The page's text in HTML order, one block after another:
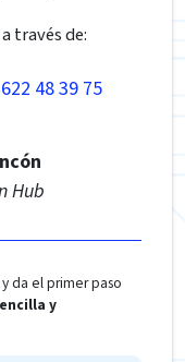
través de:
48 39 75
Hub
da el primer paso
y